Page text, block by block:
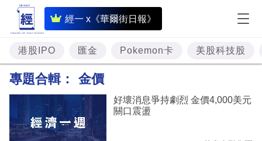
經一 x《華爾街日報》
即
時
財
經
題
投
港股IPO 匯金 Pokemon卡 美股科技股
專題合輯： 金價
好壞消息爭持劇烈 金價4,000美元
關口震盪